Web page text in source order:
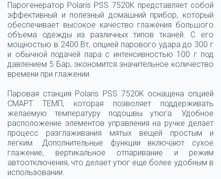
Парогенератор Polaris PSS 7520K представляет собой
эффективный и полезный домашний прибор, который
обеспечивает высокое качество глажения большого
объема одежды из различных типов тканей. С его
мощностью в 2400 Вт, опцией парового удара до 300 г
и обычной подачей пара с интенсивностью 100 г под
давлением 5 Бар, экономится значительное количество
времени при глажении.
Паровая станция Polaris PSS 7520K оснащена опцией
СМАРТ ТЕМП, которая позволяет поддерживать
желаемую температуру подошвы утюга. Удобное
расположение элементов управления на ручке делает
процесс разглаживания мятых вещей простым и
легким. Дополнительные функции включают сухое
глажение, вертикальное отпаривание и режим
автоотключения, что делает утюг еще более удобным в
использовании.